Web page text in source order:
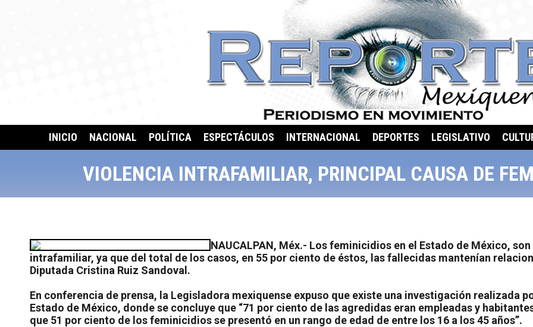
INICIO NACIONAL POLÍTICA ESPECTÁCULOS INTERNACIONAL DEPORTES LEGISLATIVO
VIOLENCIA INTRAFAMILIAR, PRINCIPAL CAUSA DE
NAUCALPAN, Méx.- Los feminicidios en el Estado de México,
intrafamiliar, ya que del total de los casos, en 55 por ciento de éstos, las fallecidas mantenían
Diputada Cristina Ruiz Sandoval.
En conferencia de prensa, la Legisladora mexiquense expuso que existe una investigación realizada
Estado de México, donde se concluye que “71 por ciento de las agredidas eran empleadas y
que 51 por ciento de los feminicidios se presentó en un rango de edad de entre los 16 a los 45 años”.